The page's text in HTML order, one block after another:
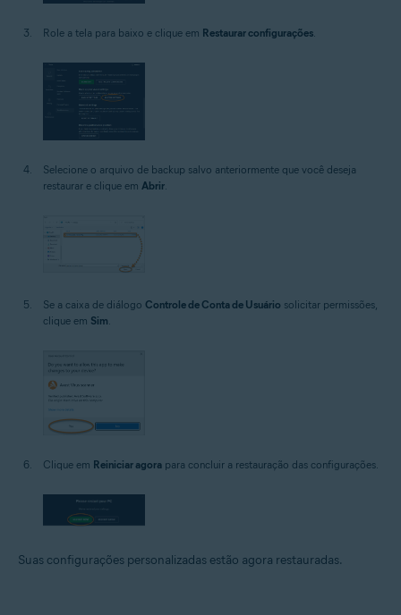
Role a tela para baixo e clique em Restaurar configurações.
Selecione o arquivo de backup salvo anteriormente que você deseja
restaurar e clique em Abrir
Se a caixa de diálogo Controle de Conta de Usuário solicitar permissões,
clique em Sim.
Clique em Reiniciar agora para concluir a restauração das configurações.
Suas configurações personalizadas estão agora restauradas.